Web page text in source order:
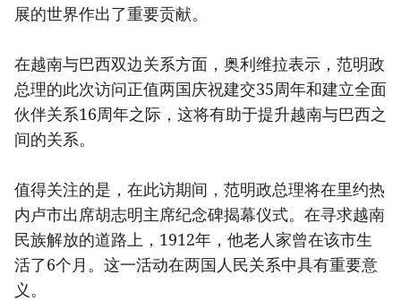
展的世界作出了重要贡献。
在越南与巴西双边关系方面，奥利维拉表示，范明政
总理的此次访问正值两国庆祝建交35周年和建立全面
伙伴关系16周年之际，这将有助于提升越南与巴西之
间的关系。
值得关注的是，在此访期间，范明政总理将在里约热
内卢市出席胡志明主席纪念碑揭幕仪式。在寻求越南
民族解放的道路上，1912年，他老人家曾在该市生
活了6个月。这一活动在两国人民关系中具有重要意
义。